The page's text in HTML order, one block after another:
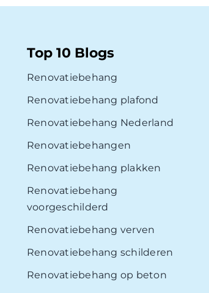
Top 10 Blogs
Renovatiebehang
Renovatiebehang plafond
Renovatiebehang Nederland
Renovatiebehangen
Renovatiebehang plakken
Renovatiebehang
voorgeschilderd
Renovatiebehang verven
Renovatiebehang schilderen
Renovatiebehang op beton